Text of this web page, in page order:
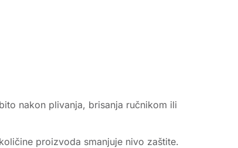
nakon plivanja, brisanja ručnikom ili
proizvoda smanjuje nivo zaštite.